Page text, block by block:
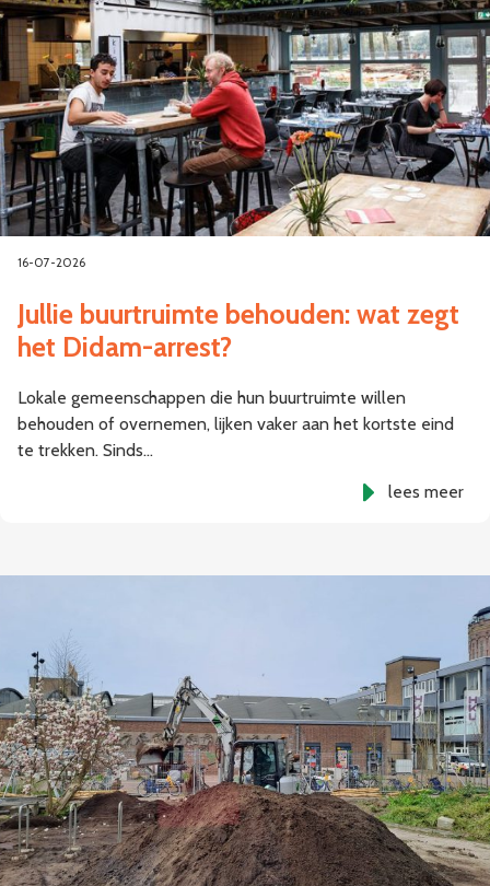
16-07-2026
Jullie buurtruimte behouden: wat zegt
het Didam-arrest?
Lokale gemeenschappen die hun buurtruimte willen
behouden of overnemen, lijken vaker aan het kortste eind
te trekken. Sinds…
lees meer